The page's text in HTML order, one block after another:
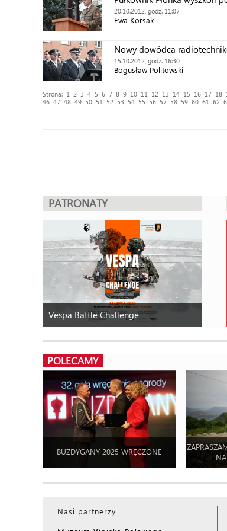
20.10.2012, godz. 11:07
Ewa Korsak
Nowy dowódca
15.10.2012, godz. 16:30
Bogusław Politowski
Strona: 1 2 3 4 5 6 7 8 9 10 11 12 13 14 15 16 17 18
46 47 48 49 50 51 52 53 54 55 56 57 58 59 60 61 62
PATRONATY
Vespa Battle Challenge
POLECAMY
BUZDYGANY 2025 WRĘCZONE
Nasi partnerzy